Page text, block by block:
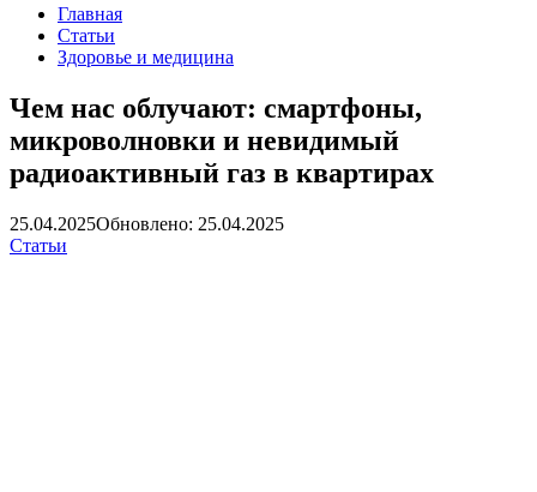
Главная
Статьи
Здоровье и медицина
Чем нас облучают: смартфоны,
микроволновки и невидимый
радиоактивный газ в квартирах
25.04.2025Обновлено: 25.04.2025
Статьи